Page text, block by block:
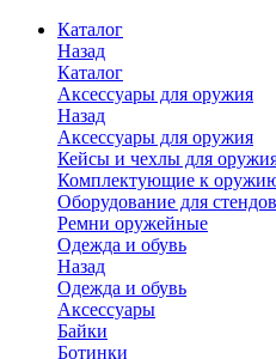
Каталог
Назад
Каталог
Аксессуары для оружия
Назад
Аксессуары для оружия
Кейсы и чехлы для
Комплектующие к
Оборудование для
Ремни оружейные
Одежда и обувь
Назад
Одежда и обувь
Аксессуары
Байки
Ботинки